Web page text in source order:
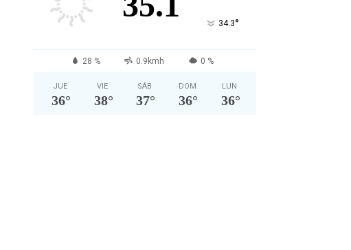
34.3°
28 % 0.9kmh 0 %
JUE
36°
VIE
38°
SÁB
37°
DOM
36°
LUN
36°